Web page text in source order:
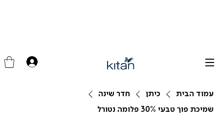
עמוד הבית כיתן
חדר שינה
שמיכת פוך טבעי 30% פלומה נטורל